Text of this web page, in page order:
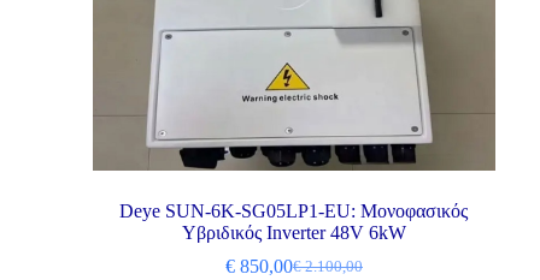
Deye SUN-6K-SG05LP1-EU: Μονοφασικός
Υβριδικός Inverter 48V 6kW
€2.100,00
€850,00